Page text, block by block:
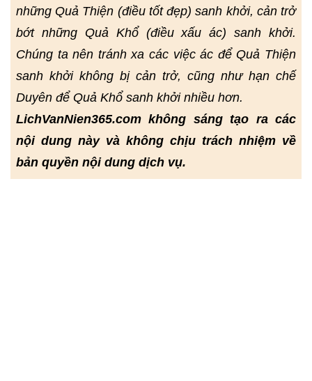
những Quả Thiện (điều tốt đẹp) sanh khởi, cản trở
bớt những Quả Khổ (điều xấu ác) sanh khởi.
Chúng ta nên tránh xa các việc ác để Quả Thiện
sanh khởi không bị cản trở, cũng như hạn chế
Duyên để Quả Khổ sanh khởi nhiều hơn.
LichVanNien365.com không sáng tạo ra các
nội dung này và không chịu trách nhiệm về
bản quyền nội dung dịch vụ.